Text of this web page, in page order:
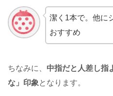
潔く1本で。他に
おすすめ
ちなみに、 中指だと人差し指
な」印象 となります。